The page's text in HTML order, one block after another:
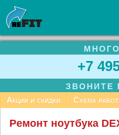
+7
ЗВОНИТЕ
Акции и скидки
Схема
Ремонт ноутбука